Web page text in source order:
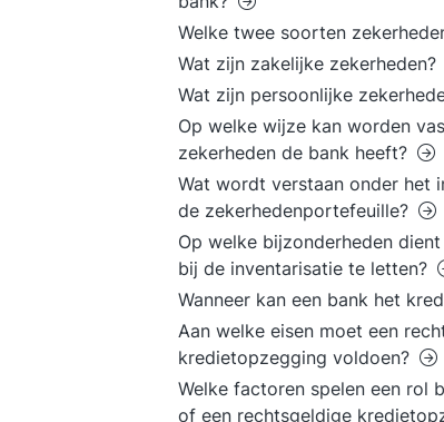
Welke twee soorten
Wat zijn zakelijke zekerheden?
Wat zijn persoonlijke
Op welke wijze kan worden
zekerheden de bank heeft?
Wat wordt verstaan onder het
de zekerhedenportefeuille?
Op welke bijzonderheden
bij de inventarisatie te letten?
Wanneer kan een bank het
Aan welke eisen moet een
kredietopzegging voldoen?
Welke factoren spelen een rol
of een rechtsgeldige